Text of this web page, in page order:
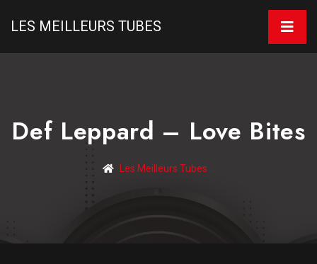
LES MEILLEURS TUBES
Def Leppard – Love Bites
Les Meilleurs Tubes